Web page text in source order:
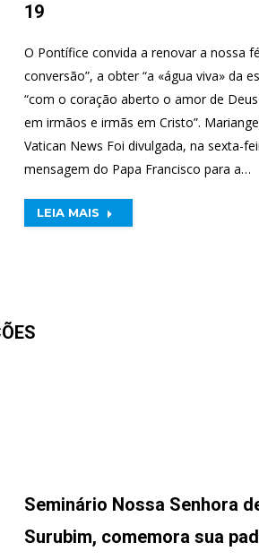
19
O Pontífice convida a renovar a nossa
conversão”, a obter “a «água viva» da
“com o coração aberto o amor de
em irmãos e irmãs em Cristo”.
Vatican News Foi divulgada, na sexta-
mensagem do Papa Francisco para a…
LEIA MAIS
Seminário Nossa Senhora
Surubim, comemora sua